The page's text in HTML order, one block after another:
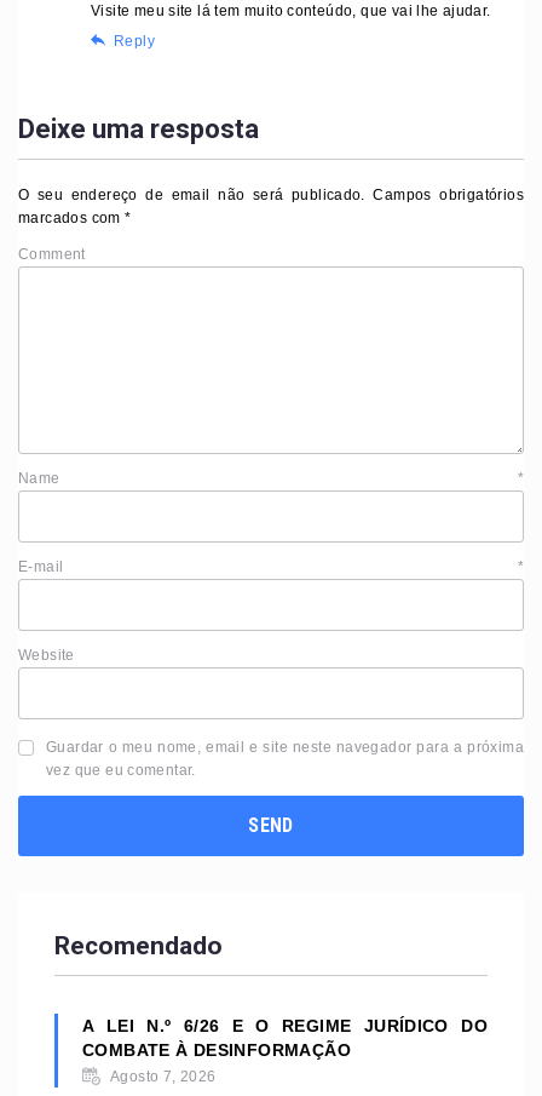
Visite meu site lá tem muito conteúdo, que vai lhe ajudar.
Reply
Deixe uma resposta
O seu endereço de email não será publicado. Campos obrigatórios
marcados com*
Comment
Name *
E-mail *
Website
Guardar o meu nome, email e site neste navegador para a próxima
vez que eu comentar.
Recomendado
A LEI N.º 6/26 E O REGIME JURÍDICO DO
COMBATE À DESINFORMAÇÃO
Agosto 7, 2026